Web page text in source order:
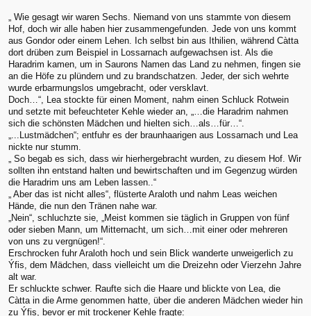
„ Wie gesagt wir waren Sechs. Niemand von uns stammte von diesem
Hof, doch wir alle haben hier zusammengefunden. Jede von uns kommt
aus Gondor oder einem Lehen. Ich selbst bin aus Ithilien, während Càtta
dort drüben zum Beispiel in Lossarnach aufgewachsen ist. Als die
Haradrim kamen, um in Saurons Namen das Land zu nehmen, fingen sie
an die Höfe zu plündern und zu brandschatzen. Jeder, der sich wehrte
wurde erbarmungslos umgebracht, oder versklavt.
Doch…“, Lea stockte für einen Moment, nahm einen Schluck Rotwein
und setzte mit befeuchteter Kehle wieder an, „…die Haradrim nahmen
sich die schönsten Mädchen und hielten sich…als…für…“.
„...Lustmädchen“; entfuhr es der braunhaarigen aus Lossarnach und Lea
nickte nur stumm.
„ So begab es sich, dass wir hierhergebracht wurden, zu diesem Hof. Wir
sollten ihn entstand halten und bewirtschaften und im Gegenzug würden
die Haradrim uns am Leben lassen..“
„ Aber das ist nicht alles“, flüsterte Araloth und nahm Leas weichen
Hände, die nun den Tränen nahe war.
„Nein“, schluchzte sie, „Meist kommen sie täglich in Gruppen von fünf
oder sieben Mann, um Mitternacht, um sich…mit einer oder mehreren
von uns zu vergnügen!“.
Erschrocken fuhr Araloth hoch und sein Blick wanderte unweigerlich zu
Ýfis, dem Mädchen, dass vielleicht um die Dreizehn oder Vierzehn Jahre
alt war.
Er schluckte schwer. Raufte sich die Haare und blickte von Lea, die
Càtta in die Arme genommen hatte, über die anderen Mädchen wieder hin
zu Ýfis, bevor er mit trockener Kehle fragte: